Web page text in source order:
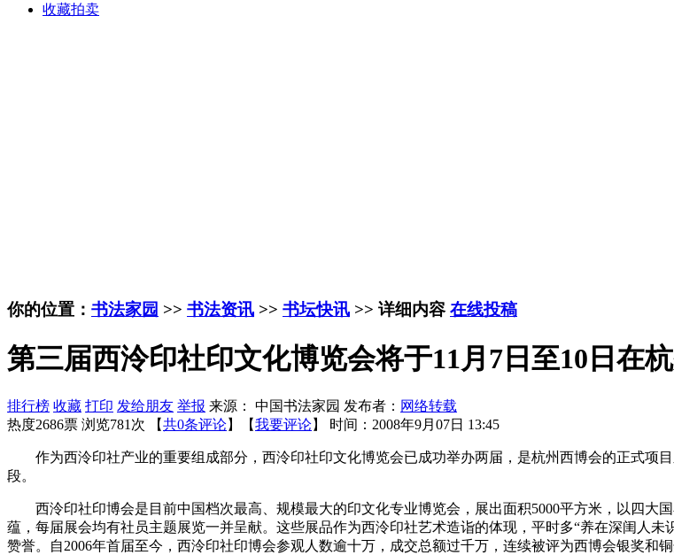
收藏拍卖
你的位置： 书法家园 >> 书法资讯 >> 书坛快讯 >> 详细内容 在线投稿
第三届西泠印社印文化博览会将于11月7日至10日在
排行榜 收藏 打印 发给朋友 举报 来源： 中国书法家园 发布者： 网络转载
热度2686票 浏览781次 【共0条评论】【我要评论】 时间：2008年9月07日 13:45
作为西泠印社产业的重要组成部分，西泠印社印文化博览会已成功举办两届，是杭州西博会的正式项
段。
西泠印社印博会是目前中国档次最高、规模最大的印文化专业博览会，展出面积5000平方米，以四大
蕴，每届展会均有社员主题展览一并呈献。这些展品作为西泠印社艺术造诣的体现，平时多“养在深闺人
赞誉。自2006年首届至今，西泠印社印博会参观人数逾十万，成交总额过千万，连续被评为西博会银奖和铜